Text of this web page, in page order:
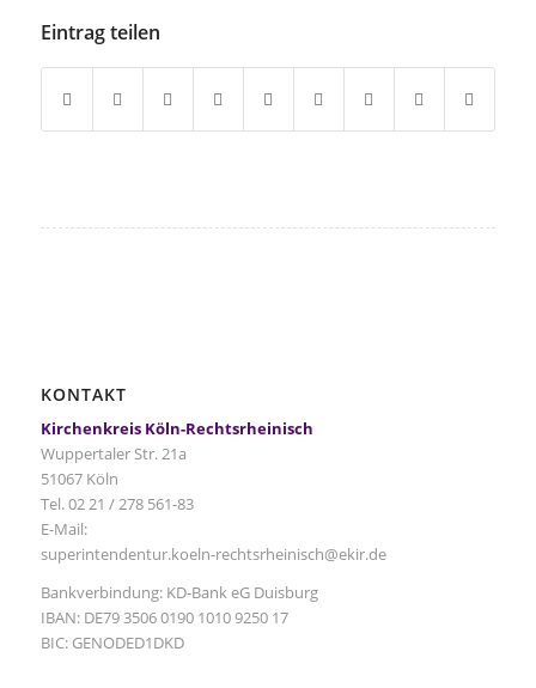
Eintrag teilen
KONTAKT
Kirchenkreis Köln-Rechtsrheinisch
Wuppertaler Str. 21a
51067 Köln
Tel. 02 21 / 278 561-83
E-Mail:
superintendentur.koeln-rechtsrheinisch@ekir.de
Bankverbindung: KD-Bank eG Duisburg
IBAN: DE79 3506 0190 1010 9250 17
BIC: GENODED1DKD